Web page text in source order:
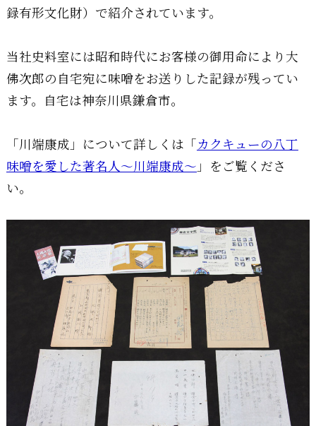
録有形文化財）で紹介されています。
当社史料室には昭和時代にお客様の御用命により大
佛次郎の自宅宛に味噌をお送りした記録が残ってい
ます。自宅は神奈川県鎌倉市。
「川端康成」について詳しくは「カクキューの八丁
味噌を愛した著名人～川端康成～ 」をご覧くださ
い。